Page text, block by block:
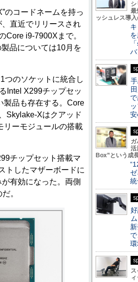
のコードネームを持っ
直近でリリースされ
Core i9-7900Xまで。
品については10月を
のソケットに統合し
Intel X299チップセッ
製品も存在する。Core
Skylake-Xはクアッド
リーモジュールの搭載
チップセット搭載マ
トしたマザーボードに
有効になった。両側
。
シ
最
ッシュレス導
ガ
活
Box”という成
ス
ィ